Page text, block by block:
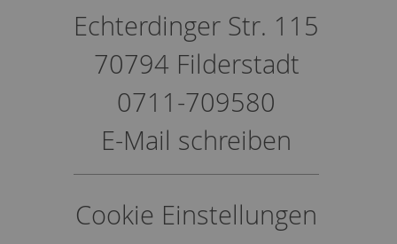
Echterdinger Str. 115
70794 Filderstadt
0711-709580
E-Mail schreiben
Cookie Einstellungen